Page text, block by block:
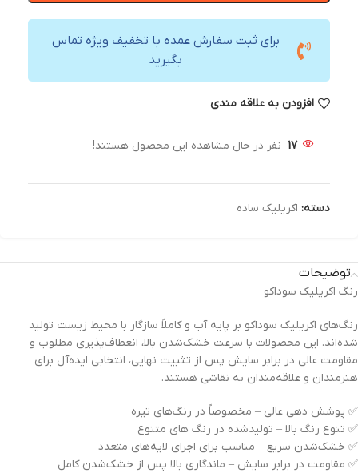
برای ثبت سفارش عمده با تخفیف ویژه تماس
بگیرید
افزودن به علاقه مندی
17 نفر در حال مشاهده این محصول هستند!
دسته: اکریلیک ساده
توضیحات
رنگ اکریلیک سوداکو
رنگ‌های اکریلیک سوداکو بر پایه آب و کاملاً سازگار با محیط زیست تولید
شده‌اند. این محصولات با سرعت خشک‌شدن بالا، انعطاف‌پذیری مطلوب و
مقاومت عالی در برابر سایش پس از تثبیت نهایی، انتخابی ایده‌آل برای
هنرمندان و علاقه‌مندان به نقاشی هستند.
✅ پوشش دهی عالی – مخصوصاً در رنگ‌های تیره
✅ تنوع رنگ بالا – تولیدشده در رنگ های متنوع
✅ خشک‌شدن سریع – مناسب برای اجرای لایه‌های متعدد
✅ مقاومت در برابر سایش – ماندگاری بالا پس از خشک‌شدن کامل